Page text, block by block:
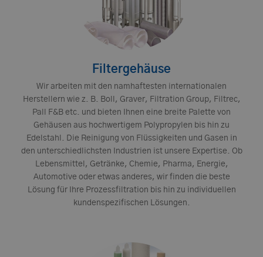
Filtergehäuse
Wir arbeiten mit den namhaftesten internationalen
Herstellern wie z. B. Boll, Graver, Filtration Group, Filtrec,
Pall F&B etc. und bieten Ihnen eine breite Palette von
Gehäusen aus hochwertigem Polypropylen bis hin zu
Edelstahl. Die Reinigung von Flüssigkeiten und Gasen in
den unterschiedlichsten Industrien ist unsere Expertise. Ob
Lebensmittel, Getränke, Chemie, Pharma, Energie,
Automotive oder etwas anderes, wir finden die beste
Lösung für Ihre Prozessfiltration bis hin zu individuellen
kundenspezifischen Lösungen.